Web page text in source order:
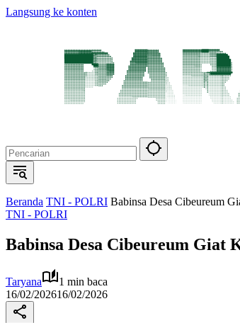
Langsung ke konten
Beranda TNI - POLRI Babinsa Desa Cibeureum
TNI - POLRI
Babinsa Desa Cibeureum Giat
Taryana
1 min baca
16/02/202616/02/2026